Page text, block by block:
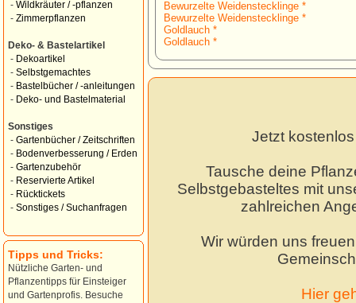
- Wildkräuter / -pflanzen
- Zimmerpflanzen
Deko- & Bastelartikel
- Dekoartikel
- Selbstgemachtes
- Bastelbücher / -anleitungen
- Deko- und Bastelmaterial
Sonstiges
- Gartenbücher / Zeitschriften
- Bodenverbesserung / Erden
- Gartenzubehör
- Reservierte Artikel
- Rücktickets
- Sonstiges / Suchanfragen
Tipps und Tricks:
Nützliche Garten- und
Pflanzentipps für Einsteiger
und Gartenprofis. Besuche
Bewurzelte Weidenstecklinge *
Bewurzelte Weidenstecklinge *
Goldlauch *
Goldlauch *
Jetzt
Tausche deine
Selbstgebasteltes mit
zahlreichen
Wir würden uns
Hier